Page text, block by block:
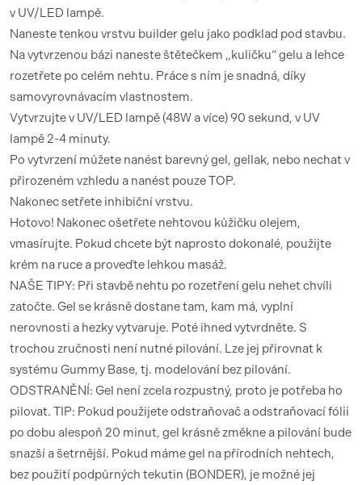
v UV/LED lampě.
Naneste tenkou vrstvu builder gelu jako podklad pod stavbu.
Na vytvrzenou bázi naneste štětečkem „kuličku“ gelu a lehce
rozetřete po celém nehtu. Práce s ním je snadná, díky
samovyrovnávacím vlastnostem.
Vytvrzujte v UV/LED lampě (48W a více) 90 sekund, v UV
lampě 2-4 minuty.
Po vytvrzení můžete nanést barevný gel, gellak, nebo nechat v
přirozeném vzhledu a nanést pouze TOP.
Nakonec setřete inhibiční vrstvu.
Hotovo! Nakonec ošetřete nehtovou kůžičku olejem,
vmasírujte. Pokud chcete být naprosto dokonalé, použijte
krém na ruce a proveďte lehkou masáž.
NAŠE TIPY: Při stavbě nehtu po rozetření gelu nehet chvíli
zatočte. Gel se krásně dostane tam, kam má, vyplní
nerovnosti a hezky vytvaruje. Poté ihned vytvrdněte. S
trochou zručnosti není nutné pilování. Lze jej přirovnat k
systému Gummy Base, tj. modelování bez pilování.
ODSTRANĚNÍ: Gel není zcela rozpustný, proto je potřeba ho
pilovat. TIP: Pokud použijete odstraňovač a odstraňovací fólii
po dobu alespoň 20 minut, gel krásně změkne a pilování bude
snazší a šetrnější. Pokud máme gel na přírodních nehtech,
bez použití podpůrných tekutin (BONDER), je možné jej